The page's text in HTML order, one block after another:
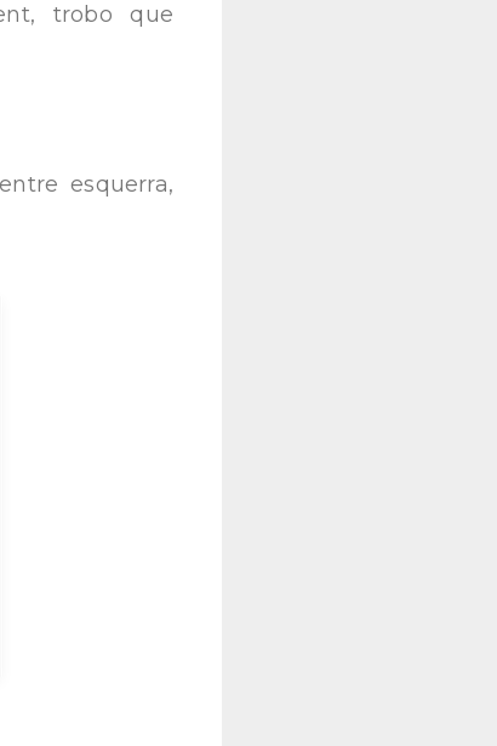
trobo que
esquerra,